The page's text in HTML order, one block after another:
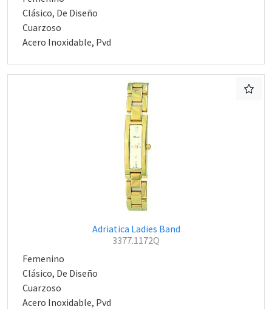
Clásico, De Diseño
Cuarzoso
Acero Inoxidable, Pvd
Adriatica Ladies Band
3377.1172Q
Femenino
Clásico, De Diseño
Cuarzoso
Acero Inoxidable, Pvd